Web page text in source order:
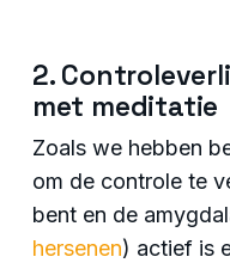
2.
met meditatie
Zoals we hebben
om de controle te
bent en de
hersenen) actief is